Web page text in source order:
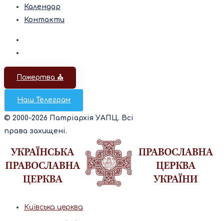
Календар
Контакти
Пожертва ⛪️
Наш Телеграм
© 2000-2026 Патріархія УАПЦ. Всі
права захищені.
Київська церква